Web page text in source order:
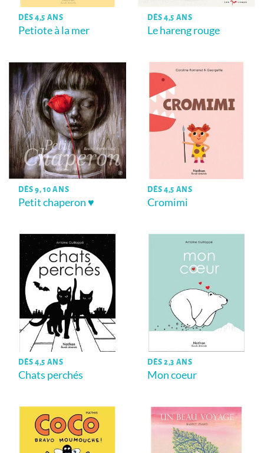
DÈS 4,5 ANS
Petiote à la mer
DÈS 4,5 ANS
Le hareng rouge
DÈS 9, 10 ANS
Petit chaperon ♥
DÈS 4,5 ANS
Cromimi
DÈS 4,5 ANS
Chats perchés
DÈS 2,3 ANS
Mon coeur